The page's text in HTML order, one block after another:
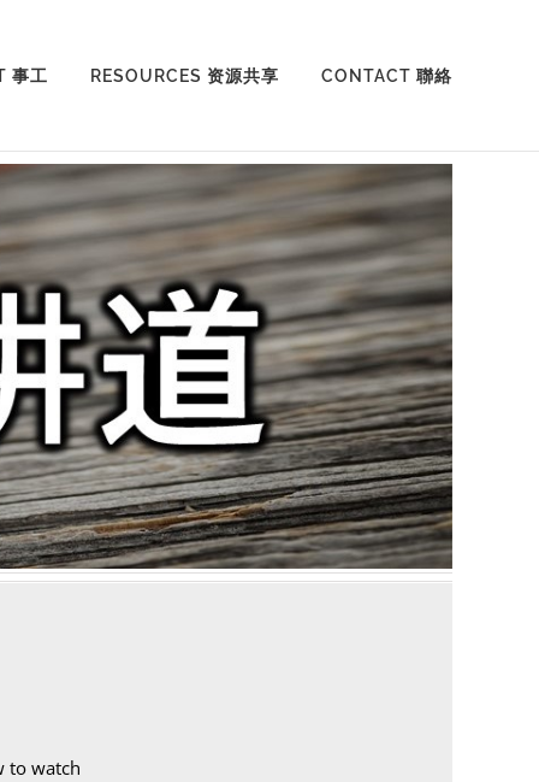
事工 RESOURCES 资源共享 CONTACT 聯絡
to watch